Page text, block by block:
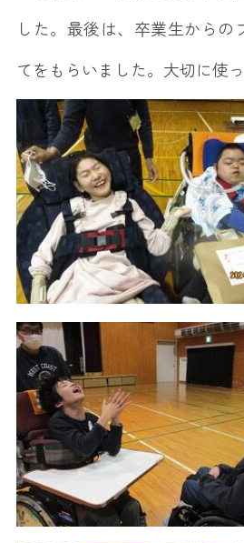
した。最後は、卒業生から
てをもらいました。大切に使